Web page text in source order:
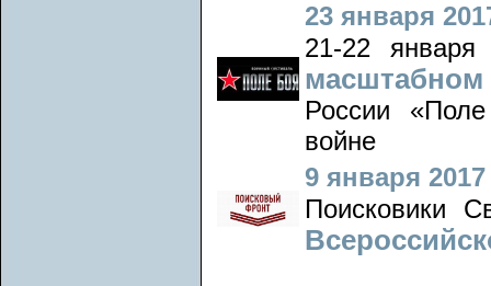
23 января
21-22
России
войне
9 января 2017
Поисковики